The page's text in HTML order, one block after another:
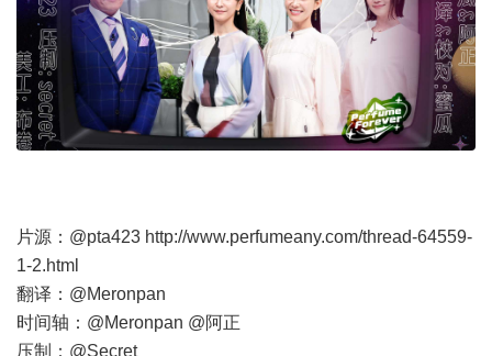
片源： @pta423 http://www.perfumeany.com/thread-64559-
1-2.html
翻译： @Meronpan
时间轴： @Meronpan @阿正
压制：@Secret